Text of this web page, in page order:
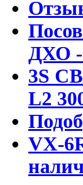
ДХО -
3S
L2
VX-